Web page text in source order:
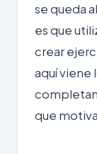
se queda
es que
crear
aquí viene
que